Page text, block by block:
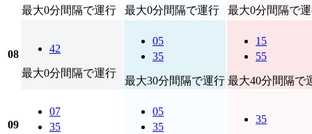
最大0分間隔で運行 最大0分間隔で運行 最大0分間隔で
08 42
最大0分間隔で運行
05
35
最大30分間隔で運行
15
55
最大40分間隔で
09
07
35
05
35
35